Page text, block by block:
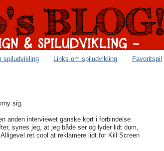
spiludvikling Links om spiludvikling Favoritspil
sig.
anden interviewet ganske kort i forbindelse
synes jeg, at jeg både ser og lyder lidt dum,
ret cool at reklamere lidt for Kill Screen